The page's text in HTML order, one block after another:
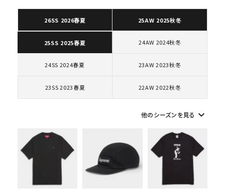
キャップ・ハット
ショルダー・ウエストバッグ
ブラックスウェット
カテゴリーから探す
コラボレーションブランドから探す
並び順
26SS 2026春夏 25AW 2025秋冬
25SS 2025春夏 24AW 2024秋冬
24SS 2024春夏 23AW 2023秋冬
23SS 2023春夏 22AW 2022秋冬
他のシーズンを見る keyboard_arrow_down